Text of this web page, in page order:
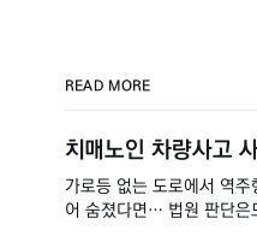
READ MORE
치매노인 차량사고
가로등 없는 도로에서 역
어 숨졌다면… 법원 판단은